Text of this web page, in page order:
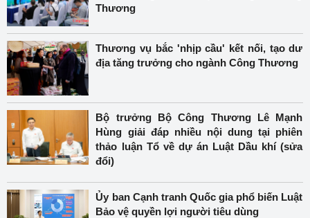
Thương
Thương vụ bắc 'nhịp cầu' kết nối, tạo dư
địa tăng trưởng cho ngành Công Thương
Bộ trưởng Bộ Công Thương Lê Mạnh
Hùng giải đáp nhiều nội dung tại phiên
thảo luận Tổ về dự án Luật Dầu khí (sửa
đổi)
Ủy ban Cạnh tranh Quốc gia phổ biến Luật
Bảo vệ quyền lợi người tiêu dùng